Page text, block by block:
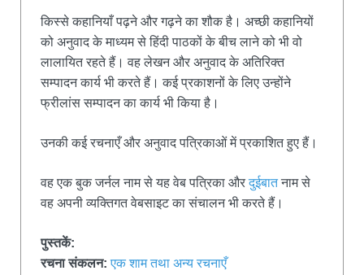
किस्से कहानियाँ पढ़ने और गढ़ने का शौक है। अच्छी कहानियों
को अनुवाद के माध्यम से हिंदी पाठकों के बीच लाने को भी वो
लालायित रहते हैं। वह लेखन और अनुवाद के अतिरिक्त
सम्पादन कार्य भी करते हैं। कई प्रकाशनों के लिए उन्होंने
फ्रीलांस सम्पादन का कार्य भी किया है।
उनकी कई रचनाएँ और अनुवाद पत्रिकाओं में प्रकाशित हुए हैं।
वह एक बुक जर्नल नाम से यह वेब पत्रिका औरदुईबातनाम से
वह अपनी व्यक्तिगत वेबसाइट का संचालन भी करते हैं।
पुस्तकें:
रचना संकलन: एक शाम तथा अन्य रचनाएँ